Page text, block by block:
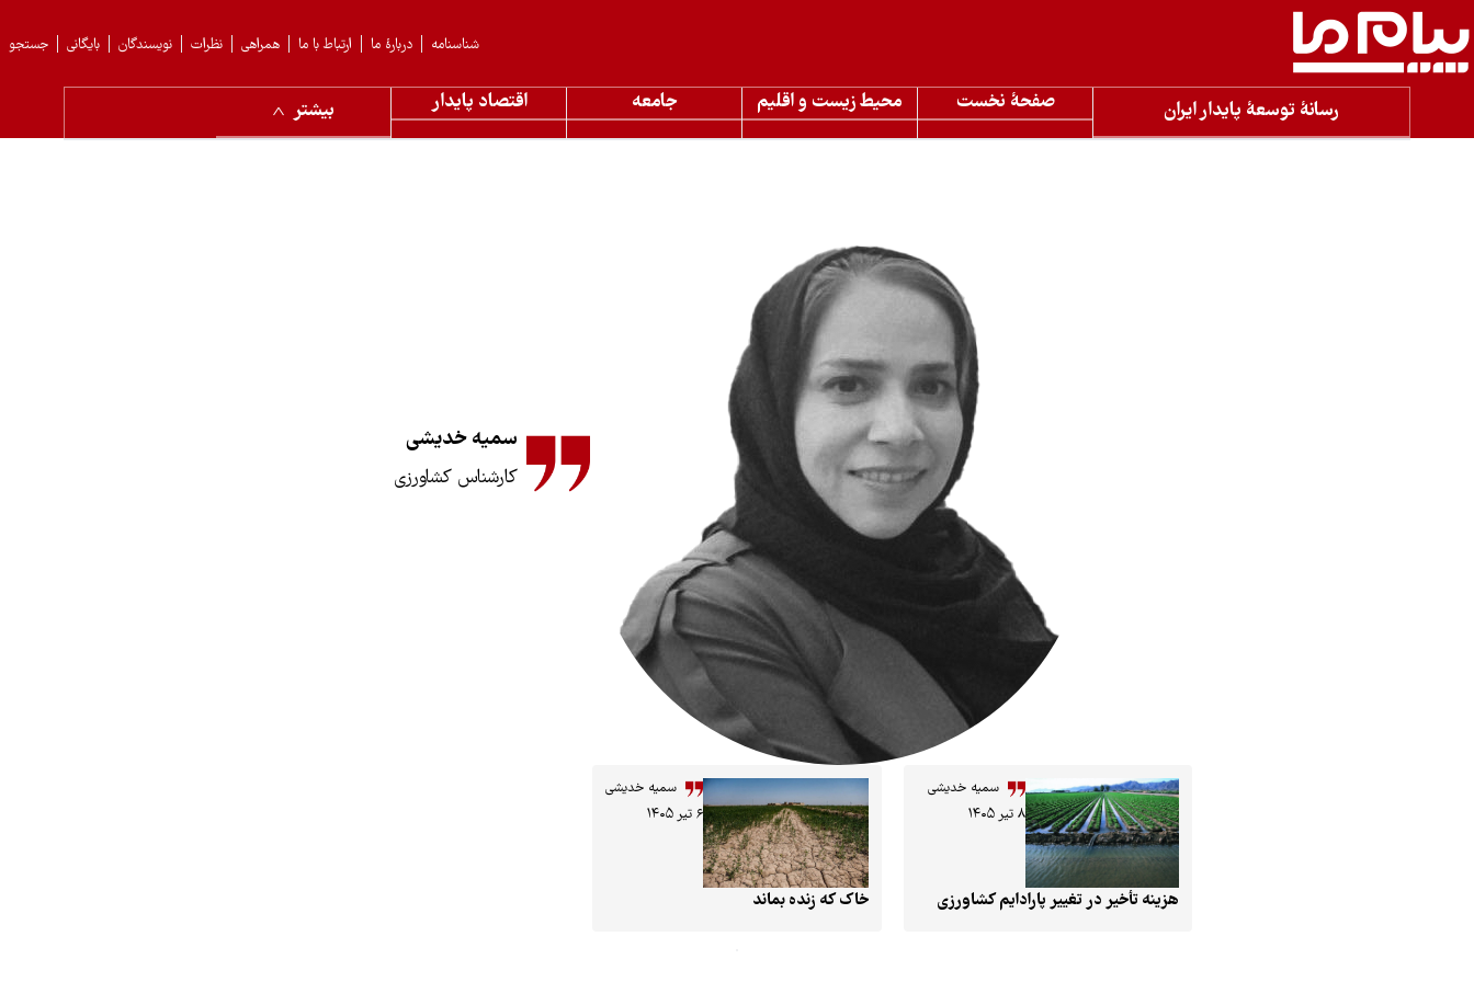
جستجو بایگانی نویسندگان نظرات همراهی ارتباط با ما دربارهٔ ما شناسنامه
رسانۀ توسعۀ پایدار ایران صفحۀ نخست محیط زیست و اقلیم جامعه اقتصاد پایدار بیشتر
سمیه خدیشی
کارشناس کشاورزی
سمیه خدیشی
۸ تیر ۱۴۰۵
هزینه تأخیر در تغییر پارادایم کشاورزی
سمیه خدیشی
۶ تیر ۱۴۰۵
خاک که زنده بماند